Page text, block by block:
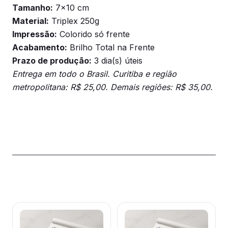
Tamanho: 7×10 cm
Material: Triplex 250g
Impressão: Colorido só frente
Acabamento: Brilho Total na Frente
Prazo de produção: 3 dia(s) úteis
Entrega em todo o Brasil. Curitiba e região
metropolitana: R$ 25,00. Demais regiões: R$ 35,00.
Este
Este